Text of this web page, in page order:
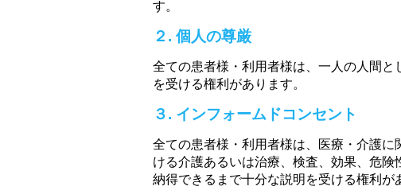
す。
２. 個人の尊厳
全ての患者様・利用者様は、一人の人間
を受ける権利があります。
３. インフォームドコンセント
全ての患者様・利用者様は、医療・介護
ける介護あるいは治療、検査、効果、危
納得できるまで十分な説明を受ける権利が